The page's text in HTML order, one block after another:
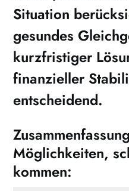
Situation
gesundes
kurzfristiger
finanzieller
entscheidend.
Möglichkeiten,
kommen: